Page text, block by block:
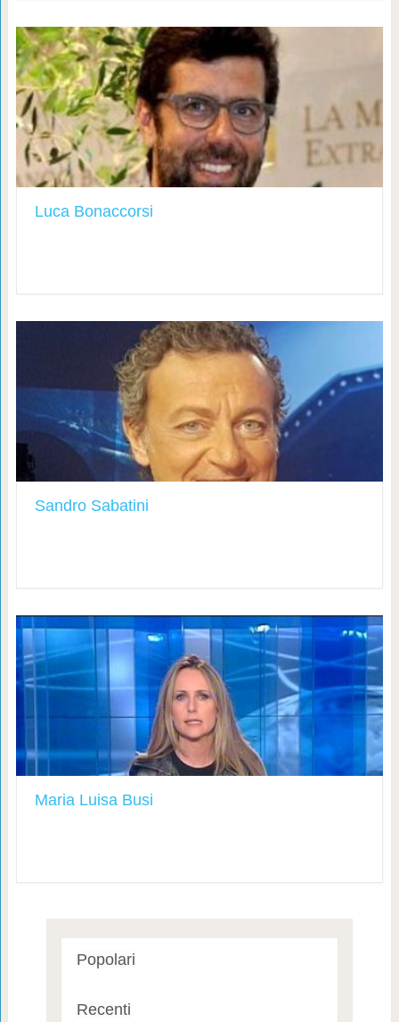
Luca Bonaccorsi
Sandro Sabatini
Maria Luisa Busi
Popolari
Recenti